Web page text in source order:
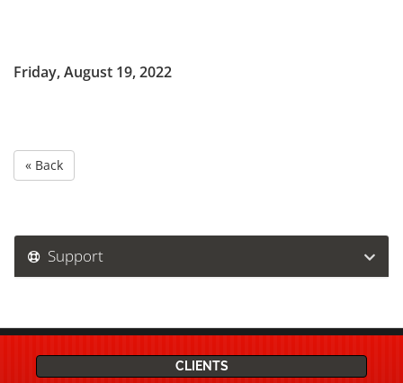
Friday, August 19, 2022
« Back
Support
CLIENTS